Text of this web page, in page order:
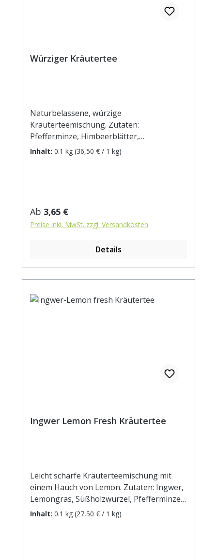
Würziger Kräutertee
Naturbelassene, würzige
Kräuterteemischung. Zutaten:
Pfefferminze, Himbeerblätter,
Brombeerblätter, Fenchel, Thymian,
Inhalt: 0.1 kg (36,50 € / 1 kg)
Regulärer Preis:
Ab 3,65 €
Preise inkl. MwSt. zzgl. Versandkosten
Details
Ingwer Lemon Fresh Kräutertee
Leicht scharfe Kräuterteemischung mit
einem Hauch von Lemon. Zutaten: Ingwer,
Lemongras, Süßholzwurzel, Pfefferminze,
Zitronenschalen, Orangenschalen,
Inhalt: 0.1 kg (27,50 € / 1 kg)